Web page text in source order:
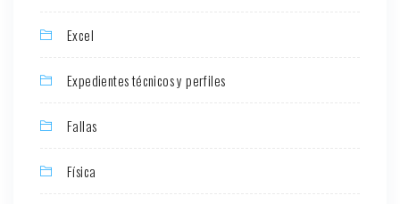
Excel
Expedientes técnicos y perfiles
Fallas
Física